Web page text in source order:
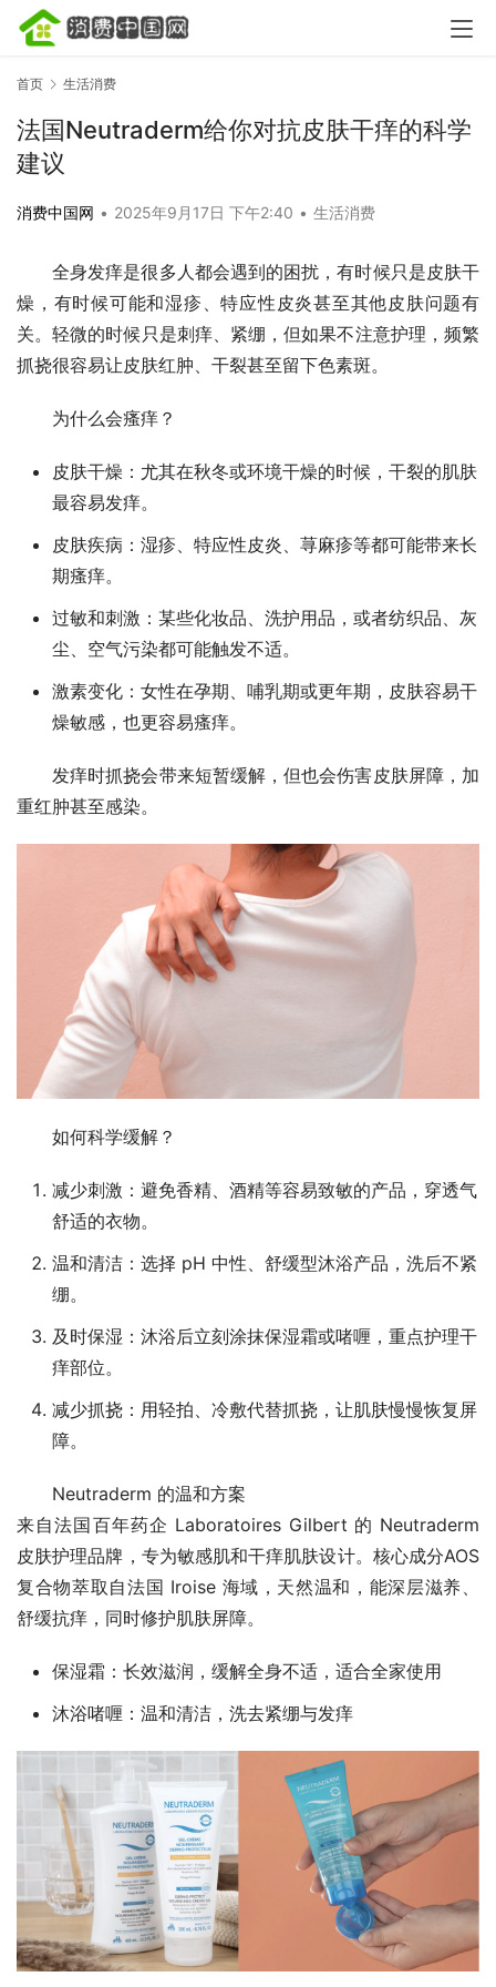
首页 生活消费
法国Neutraderm给你对抗皮肤干痒的科学
建议
消费中国网 • 2025年9月17日 下午2:40 • 生活消费
全身发痒是很多人都会遇到的困扰，有时候只是皮肤干
燥，有时候可能和湿疹、特应性皮炎甚至其他皮肤问题有
关。轻微的时候只是刺痒、紧绷，但如果不注意护理，频繁
抓挠很容易让皮肤红肿、干裂甚至留下色素斑。
为什么会瘙痒？
皮肤干燥：尤其在秋冬或环境干燥的时候，干裂的肌肤
最容易发痒。
皮肤疾病：湿疹、特应性皮炎、荨麻疹等都可能带来长
期瘙痒。
过敏和刺激：某些化妆品、洗护用品，或者纺织品、灰
尘、空气污染都可能触发不适。
激素变化：女性在孕期、哺乳期或更年期，皮肤容易干
燥敏感，也更容易瘙痒。
发痒时抓挠会带来短暂缓解，但也会伤害皮肤屏障，加
重红肿甚至感染。
如何科学缓解？
减少刺激：避免香精、酒精等容易致敏的产品，穿透气
舒适的衣物。
温和清洁：选择 pH 中性、舒缓型沐浴产品，洗后不紧
绷。
及时保湿：沐浴后立刻涂抹保湿霜或啫喱，重点护理干
痒部位。
减少抓挠：用轻拍、冷敷代替抓挠，让肌肤慢慢恢复屏
障。
Neutraderm 的温和方案
来自法国百年药企 Laboratoires Gilbert 的 Neutraderm
皮肤护理品牌，专为敏感肌和干痒肌肤设计。核心成分AOS
复合物萃取自法国 Iroise 海域，天然温和，能深层滋养、
舒缓抗痒，同时修护肌肤屏障。
保湿霜：长效滋润，缓解全身不适，适合全家使用
沐浴啫喱：温和清洁，洗去紧绷与发痒